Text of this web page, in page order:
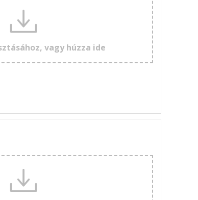
vagy húzza ide